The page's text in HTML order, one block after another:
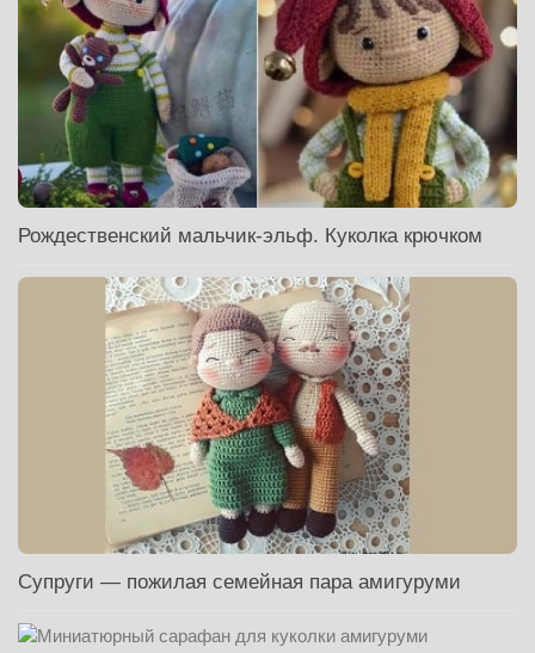
Рождественский мальчик-эльф. Куколка крючком
Супруги — пожилая семейная пара амигуруми